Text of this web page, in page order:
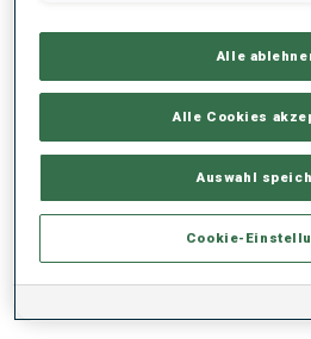
STEHENDSCHIESSEN
PERFORMANCE TREND
Alle
Alle Cookies
Auswahl
Cookie-